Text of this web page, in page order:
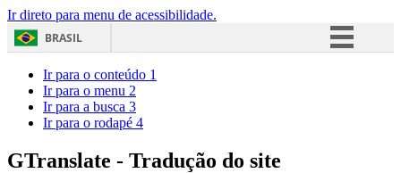
Ir direto para menu de acessibilidade.
BRASIL
Acesso à informação
Ir para o conteúdo 1
Ir para o menu 2
Ir para a busca 3
Ir para o rodapé 4
GTranslate - Tradução do site